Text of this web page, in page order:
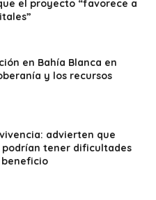
el proyecto “favorece a
en Bahía Blanca en
y los recursos
advierten que
podrían tener dificultades